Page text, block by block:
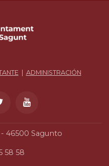
| ADMINISTRACIÓN
46500 Sagunto
58 58